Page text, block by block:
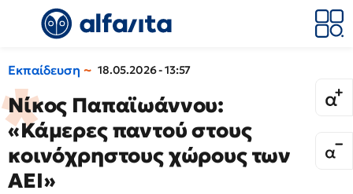
Εκπαίδευση 18.05.2026 - 13:57
Νίκος Παπαϊωάννου:
«Κάμερες παντού στους
κοινόχρηστους χώρους των
ΑΕΙ»